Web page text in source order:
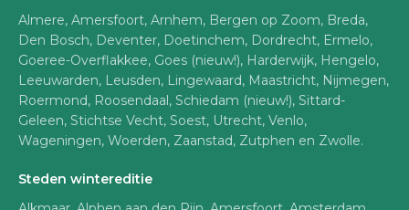
Almere, Amersfoort, Arnhem, Bergen op Zoom, Breda,
Den Bosch, Deventer, Doetinchem, Dordrecht, Ermelo,
Goeree-Overflakkee, Goes (nieuw!), Harderwijk, Hengelo,
Leeuwarden, Leusden, Lingewaard, Maastricht, Nijmegen,
Roermond, Roosendaal, Schiedam (nieuw!), Sittard-
Geleen, Stichtse Vecht, Soest, Utrecht, Venlo,
Wageningen, Woerden, Zaanstad, Zutphen en Zwolle.
Steden wintereditie